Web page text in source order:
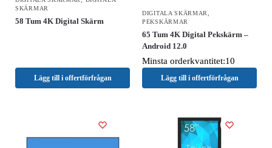
SKÄRMAR
58 Tum 4K Digital Skärm
Lägg till i offertförfrågan
DIGITALA SKÄRMAR
PEKSKÄRMAR
65 Tum 4K Digital Pekskärm –
Android 12.0
Minsta orderkvantitet:10
Lägg till i offertförfrågan